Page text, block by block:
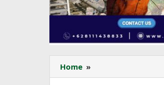
Home »
InfoSAWIT